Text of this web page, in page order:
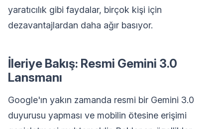
yaratıcılık gibi faydalar, birçok kişi için
dezavantajlardan daha ağır basıyor.
İleriye Bakış: Resmi Gemini 3.0
Lansmanı
Google'ın yakın zamanda resmi bir Gemini 3.0
duyurusu yapması ve mobilin ötesine erişimi